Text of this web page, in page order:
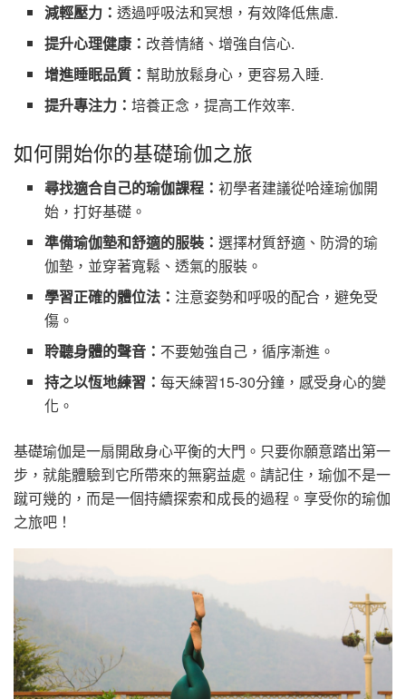
減輕壓力：透過呼吸法和冥想，有效降低焦慮.
提升心理健康： 改善情緒、增強自信心.
增進睡眠品質： 幫助放鬆身心，更容易入睡.
提升專注力：培養正念，提高工作效率.
如何開始你的基礎瑜伽之旅
尋找適合自己的瑜伽課程：初學者建議從哈達瑜伽開
始，打好基礎。
準備瑜伽墊和舒適的服裝：選擇材質舒適、防滑的瑜
伽墊，並穿著寬鬆、透氣的服裝。
學習正確的體位法： 注意姿勢和呼吸的配合，避免受
傷。
聆聽身體的聲音： 不要勉強自己，循序漸進。
持之以恆地練習：每天練習15-30分鐘，感受身心的變
化。
基礎瑜伽是一扇開啟身心平衡的大門。只要你願意踏出第一
步，就能體驗到它所帶來的無窮益處。請記住，瑜伽不是一
蹴可幾的，而是一個持續探索和成長的過程。享受你的瑜伽
之旅吧！